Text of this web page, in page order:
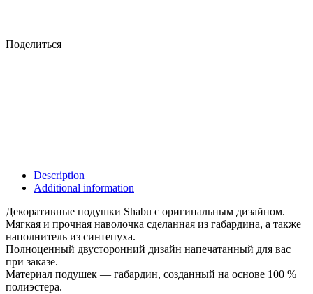
Поделиться
Description
Additional information
Декоративные подушки Shabu с оригинальным дизайном.
Мягкая и прочная наволочка сделанная из габардина, а также
наполнитель из синтепуха.
Полноценный двусторонний дизайн напечатанный для вас
при заказе.
Материал подушек — габардин, созданный на основе 100 %
полиэстера.